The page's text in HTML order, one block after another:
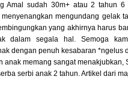
Amal sudah 30m+ atau 2 tahun
mengundang gelak
yang akhirnya harus
dalam segala hal. Semoga
dengan penuh kesabaran *ngelus
anak memang sangat menakjubkan,
serbi anak 2 tahun. Artikel dari